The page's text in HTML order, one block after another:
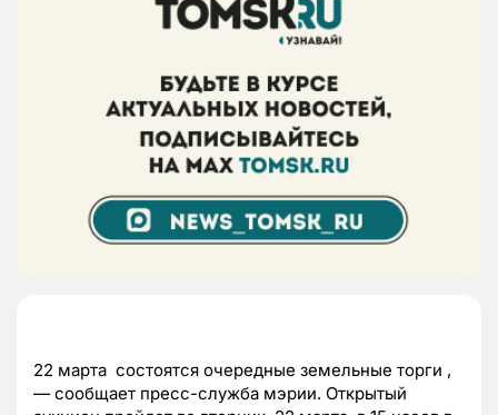
22 марта состоятся очередные земельные торги ,
— сообщает пресс-служба мэрии. Открытый